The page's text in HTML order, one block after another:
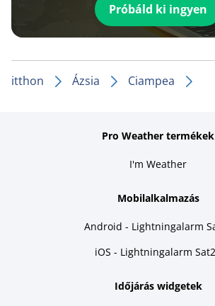
Próbáld ki ingyen
itthon Ázsia Ciampea
Pro Weather termékek
I'm Weather
Mobilalkalmazás
Android - Lightningalarm
iOS - Lightningalarm
Időjárás widgetek